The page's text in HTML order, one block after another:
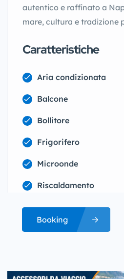
autentico e raffinato a
mare, cultura e tradizione
Caratteristiche
Aria condizionata
Balcone
Bollitore
Frigorifero
Microonde
Riscaldamento
Booking